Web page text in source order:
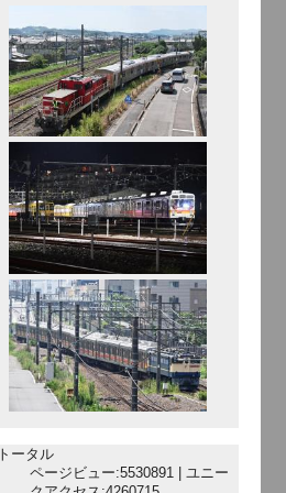
トータル
ページビュー:5530891 | ユニー